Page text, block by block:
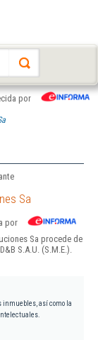
por
Sa
por
Sa procede de
S.A.U. (S.M.E.).
inmuebles, así como la